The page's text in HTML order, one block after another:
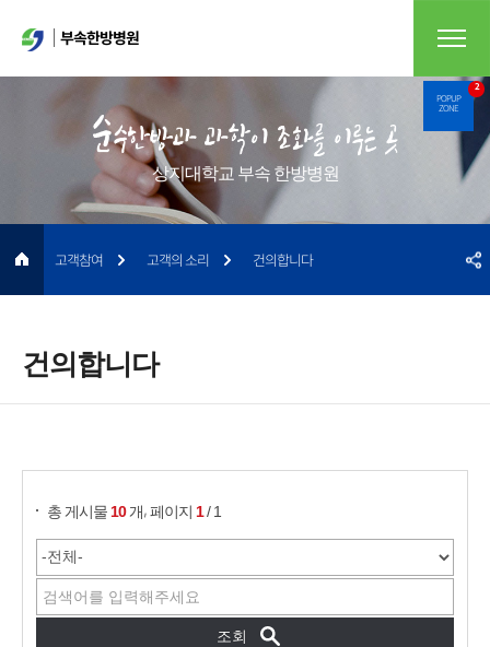
POPUP
ZONE
2
부속한방병원
상지대학교 부속 한방병원
건의합니다
고객참여 고객의 소리 건의합니다
총 게시물 10 개, 페이지 1/ 1